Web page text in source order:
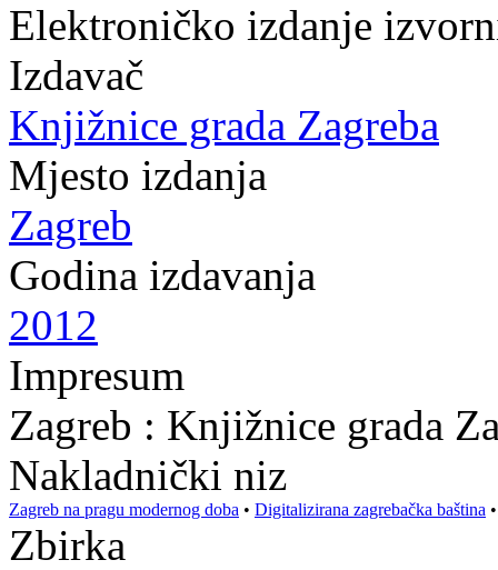
Elektroničko izdanje
Izdavač
Knjižnice grada Zagreba
Mjesto izdanja
Zagreb
Godina izdavanja
2012
Impresum
Zagreb : Knjižnice grada
Nakladnički niz
Zagreb na pragu modernog doba • Digitalizirana zagrebačka baština
Zbirka